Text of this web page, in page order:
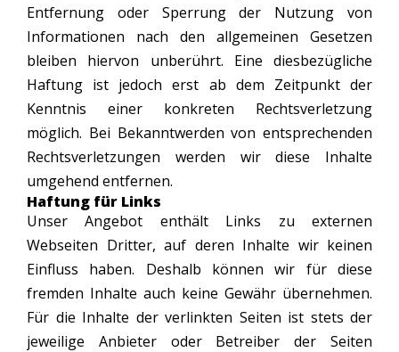
Entfernung oder Sperrung der Nutzung von
Informationen nach den allgemeinen Gesetzen
bleiben hiervon unberührt. Eine diesbezügliche
Haftung ist jedoch erst ab dem Zeitpunkt der
Kenntnis einer konkreten Rechtsverletzung
möglich. Bei Bekanntwerden von entsprechenden
Rechtsverletzungen werden wir diese Inhalte
umgehend entfernen.
Haftung für Links
Unser Angebot enthält Links zu externen
Webseiten Dritter, auf deren Inhalte wir keinen
Einfluss haben. Deshalb können wir für diese
fremden Inhalte auch keine Gewähr übernehmen.
Für die Inhalte der verlinkten Seiten ist stets der
jeweilige Anbieter oder Betreiber der Seiten